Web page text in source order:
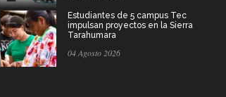
Estudiantes de 5 campus Tec
impulsan proyectos en la Sierra
Tarahumara
04 Agosto 2026